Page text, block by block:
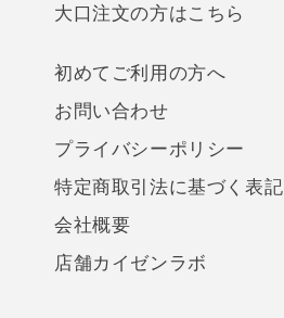
大口注文の方はこちら
初めてご利用の方へ
お問い合わせ
プライバシーポリシー
特定商取引法に基づく表記
会社概要
店舗カイゼンラボ